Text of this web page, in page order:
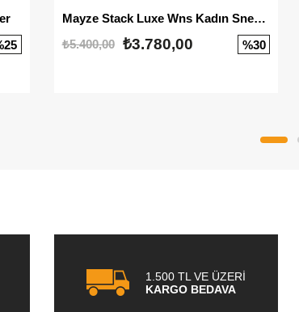
Mayze Stack Luxe Wns Kadın Sneaker
₺5.400,00
₺3.780,00 %30
1.500 TL VE ÜZERİ
KARGO BEDAVA